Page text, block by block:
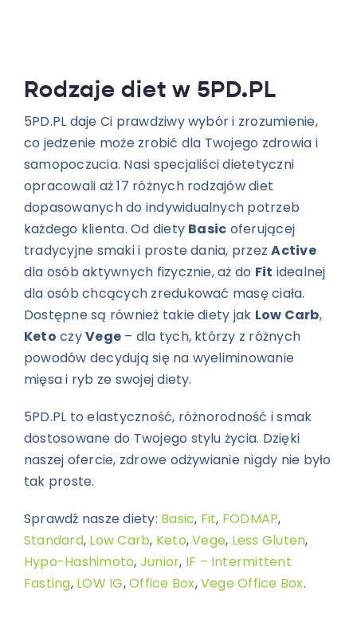
Rodzaje diet w 5PD.PL
5PD.PL daje Ci prawdziwy wybór i zrozumienie,
co jedzenie może zrobić dla Twojego zdrowia i
samopoczucia. Nasi specjaliści dietetyczni
opracowali aż 17 różnych rodzajów diet
dopasowanych do indywidualnych potrzeb
każdego klienta. Od diety Basic oferującej
tradycyjne smaki i proste dania, przezActive
dla osób aktywnych fizycznie, aż do Fit idealnej
dla osób chcących zredukować masę ciała.
Dostępne są również takie diety jak Low Carb,
Keto czyVege – dla tych, którzy z różnych
powodów decydują się na wyeliminowanie
mięsa i ryb ze swojej diety.
5PD.PL to elastyczność, różnorodność i smak
dostosowane do Twojego stylu życia. Dzięki
naszej ofercie, zdrowe odżywianie nigdy nie było
tak proste.
Sprawdź nasze diety: Basic, Fit, FODMAP,
Standard, Low Carb, Keto,Vege, Less Gluten,
Hypo-Hashimoto, Junior, IF – Intermittent
Fasting, LOW IG,Office Box,Vege Office Box.